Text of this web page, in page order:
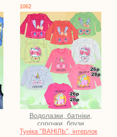
1062
Водолазки, батніки,
сорочки, блузи
Туніка "ВАНІЛЬ", інтерлок